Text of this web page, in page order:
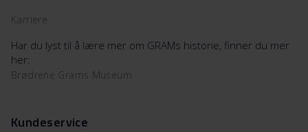
Karriere
Har du lyst til å lære mer om GRAMs historie, finner du mer
her:
Brødrene Grams Museum
Kundeservice